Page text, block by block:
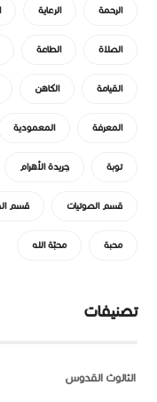
الرحمة الرعاية
الصلاة الطاعة
القيامة الكاهن
المعرفة المعمودية
توبة جريدة الأهرام
قسم الصوتيات قسم
محبة محبّة الله
تصنيفات
الثالوث القدوس